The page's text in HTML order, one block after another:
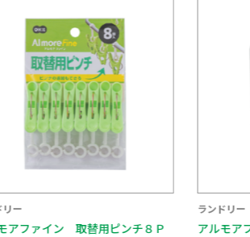
ー
アファイン 取替用ピンチ８Ｐ
ランドリー
アルモア